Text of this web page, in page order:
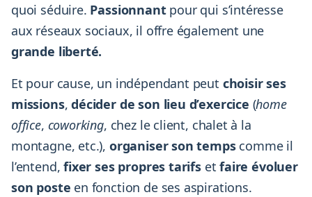
quoi séduire. Passionnantpour qui s’intéresse
aux réseaux sociaux, il offre également une
grande liberté.
Et pour cause, un indépendant peut choisir ses
missions,décider de son lieu d’exercice (home
office, coworking, chez le client, chalet à la
montagne, etc.), organiser son tempscomme il
l’entend,fixer ses propres tarifsetfaire évoluer
son poste en fonction de ses aspirations.